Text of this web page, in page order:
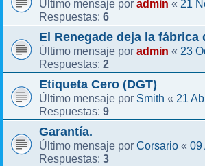
Último mensaje por admin « 21
Respuestas: 6
El Renegade deja la fábrica
Último mensaje por admin « 23
Respuestas: 2
Etiqueta Cero (DGT)
Último mensaje por Smith « 21
Respuestas: 9
Garantía.
Último mensaje por Corsario « 09
Respuestas: 3